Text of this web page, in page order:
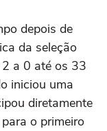
depois de
da seleção
a 0 até os 33
iniciou uma
diretamente
o primeiro